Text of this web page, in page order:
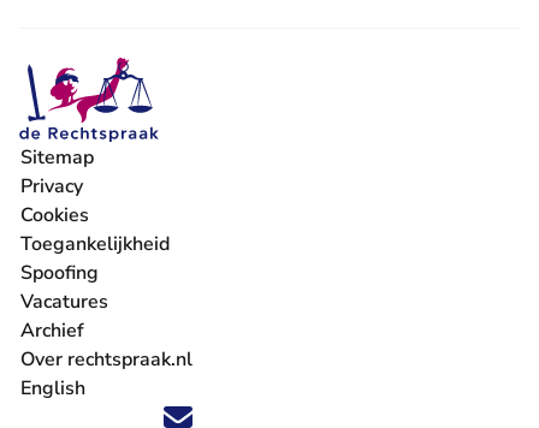
Volg ons op X (Twitter) - U verlaat Rechtspraak.nl
Volg ons op Facebook - U verlaat Rechtspraak.nl
Volg ons op Instagram - U verlaat Rechtspraak.nl
Volg ons op Youtube - U verlaat Rechtspraak.nl
Volg ons op LinkedIn - U verlaat
'Blijf op de hoogte' nieuwsbrief - U verlaat
Sitemap
Privacy
Cookies
Toegankelijkheid
Spoofing
Vacatures
- U verlaat Rechtspraak.nl
Archief
Over rechtspraak.nl
English